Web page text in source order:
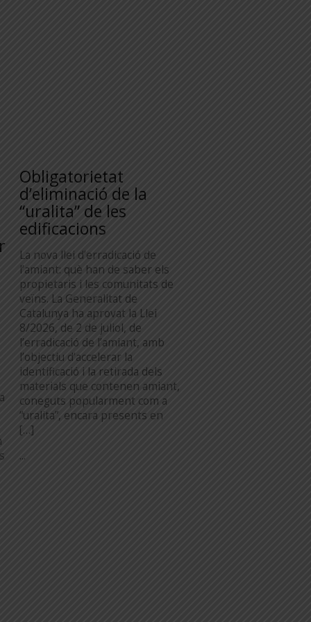
Obligatorietat
d’eliminació de la
“uralita” de les
edificacions
La nova llei d’erradicació de
l’amiant: què han de saber els
propietaris i les comunitats de
veïns. La Generalitat de
Catalunya ha aprovat la Llei
8/2026, de 2 de juliol, de
l’erradicació de l’amiant, amb
l’objectiu d’accelerar la
identificació i la retirada dels
materials que contenen amiant,
coneguts popularment com a
“uralita”, encara presents en
[…]
...